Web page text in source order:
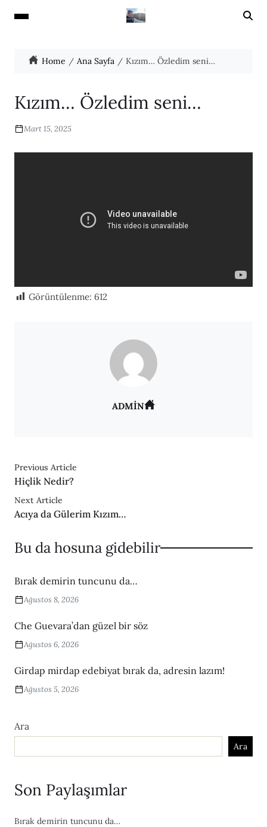
Home Ana Sayfa Kızım… Özledim seni…
Kızım… Özledim seni…
Mart 15, 2025
Görüntülenme: 612
ADMIN
Previous Article
Hiçlik Nedir?
Next Article
Acıya da Gülerim Kızım…
Bu da hosuna gidebilir
Bırak demirin tuncunu da…
Ağustos 8, 2026
Che Guevara’dan güzel bir söz
Ağustos 6, 2026
Girdap mirdap edebiyat bırak da, adresin lazım!
Ağustos 5, 2026
Ara
Ara
Son Paylaşımlar
Bırak demirin tuncunu da…